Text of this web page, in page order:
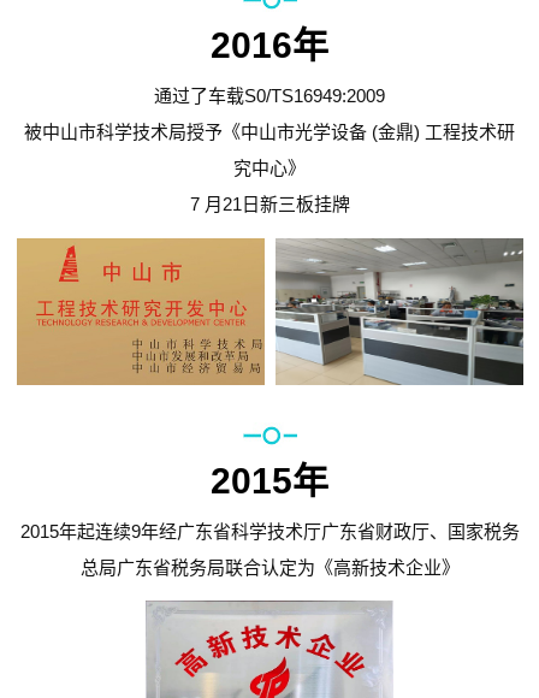
2016年
通过了车载S0/TS16949:2009
被中山市科学技术局授予《中山市光学设备 (金鼎) 工程技术研
究中心》
7 月21日新三板挂牌
2015年
2015年起连续9年经广东省科学技术厅广东省财政厅、国家税务
总局广东省税务局联合认定为《高新技术企业》